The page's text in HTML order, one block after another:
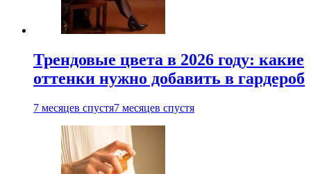
Трендовые цвета в 2026 году: какие
оттенки нужно добавить в гардероб
7 месяцев спустя7 месяцев спустя